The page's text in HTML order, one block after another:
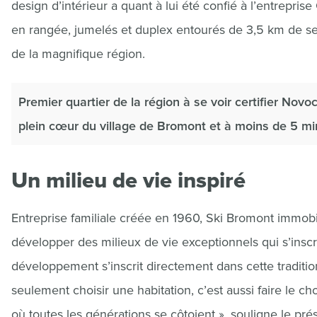
design d’intérieur a quant à lui été confié à
en rangée, jumelés et duplex entourés de 3,5 km de
de la magnifique région.
Premier quartier de la région à se voir certifier
plein cœur du village de Bromont et à moins de 5
Un milieu de vie inspiré
Entreprise familiale créée en 1960, Ski Bromont
développer des milieux de vie exceptionnels qui
développement s’inscrit directement dans cette
seulement choisir une habitation, c’est aussi faire le